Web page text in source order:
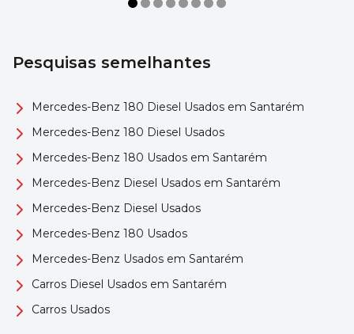
Pesquisas semelhantes
Mercedes-Benz 180 Diesel Usados em Santarém
Mercedes-Benz 180 Diesel Usados
Mercedes-Benz 180 Usados em Santarém
Mercedes-Benz Diesel Usados em Santarém
Mercedes-Benz Diesel Usados
Mercedes-Benz 180 Usados
Mercedes-Benz Usados em Santarém
Carros Diesel Usados em Santarém
Carros Usados